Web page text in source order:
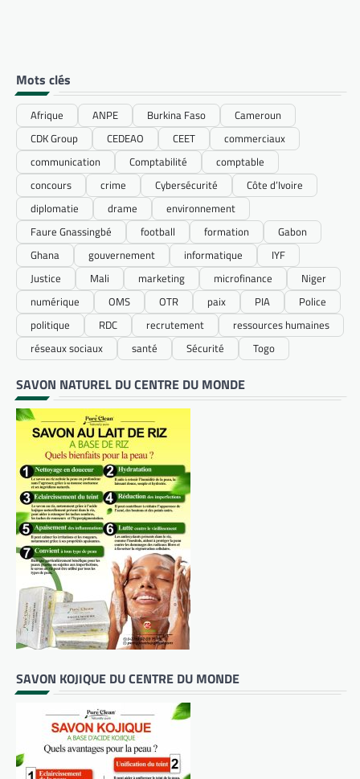
Mots clés
Afrique ANPE Burkina Faso
Cameroun
CDK Group
CEDEAO CEET
commerciaux
communication
Comptabilité
comptable
concours
crime Cybersécurité
Côte d’Ivoire
diplomatie
drame
environnement
Faure Gnassingbé
football formation
Gabon
Ghana
gouvernement informatique
IYF
Justice
Mali marketing microfinance
Niger
numérique
OMS OTR paix PIA
Police
politique
RDC recrutement
ressources humaines
réseaux sociaux
santé Sécurité Togo
SAVON NATUREL DU CENTRE DU MONDE
SAVON KOJIQUE DU CENTRE DU MONDE